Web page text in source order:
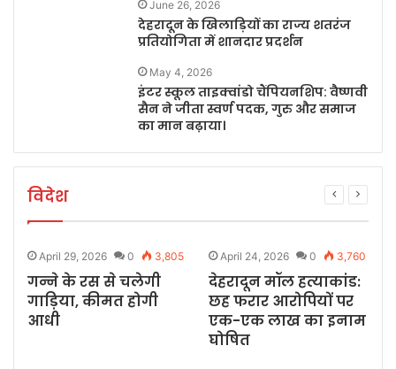
June 26, 2026
देहरादून के खिलाड़ियों का राज्य शतरंज
प्रतियोगिता में शानदार प्रदर्शन
May 4, 2026
इंटर स्कूल ताइक्वांडो चैंपियनशिप: वैष्णवी
सैन ने जीता स्वर्ण पदक, गुरु और समाज
का मान बढ़ाया।
विदेश
April 29, 2026 0 3,805
गन्ने के रस से चलेगी
गाड़िया, कीमत होगी
आधी
April 24, 2026 0 3,760
देहरादून मॉल हत्याकांड:
छह फरार आरोपियों पर
एक-एक लाख का इनाम
घोषित